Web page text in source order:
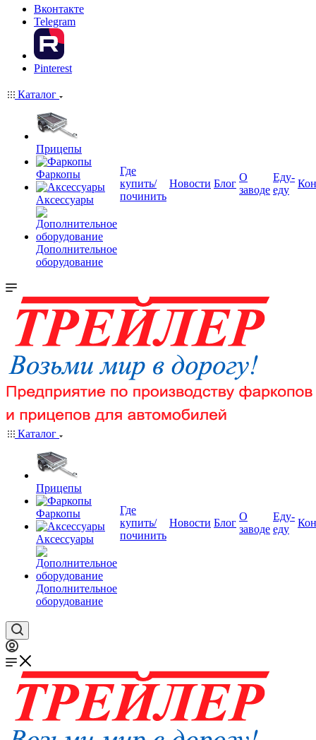
Вконтакте
Telegram
Pinterest
Каталог
Прицепы
Фаркопы
Аксессуары
Дополнительное
оборудование
Где
купить/
починить
Новости Блог
О
заводе
Еду-
еду
Каталог
Прицепы
Фаркопы
Аксессуары
Дополнительное
оборудование
Где
купить/
починить
Новости Блог
О
заводе
Еду-
еду